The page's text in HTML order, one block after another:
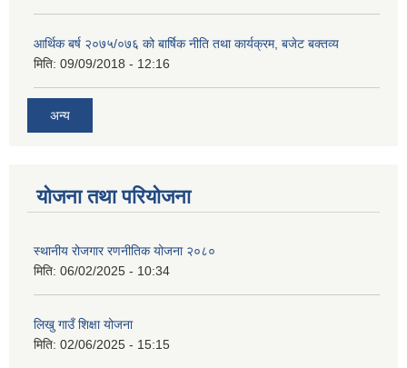
आर्थिक बर्ष २०७५/०७६ को बार्षिक नीति तथा कार्यक्रम, बजेट बक्तव्य
मिति: 09/09/2018 - 12:16
अन्य
योजना तथा परियोजना
स्थानीय रोजगार रणनीतिक योजना २०८०
मिति: 06/02/2025 - 10:34
लिखु गाउँ शिक्षा योजना
मिति: 02/06/2025 - 15:15